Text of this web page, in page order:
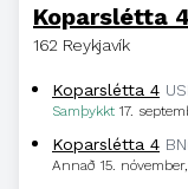
Koparslétta
162 Reykjavík
Koparslétta 4
Samþykkt 17.
Koparslétta 4
Annað 15.